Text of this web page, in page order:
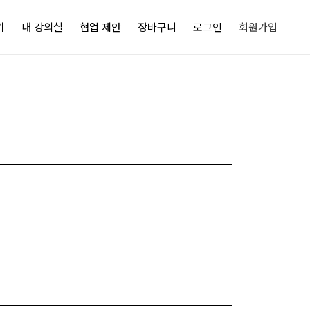
내 강의실 협업 제안 장바구니 로그인 회원가입